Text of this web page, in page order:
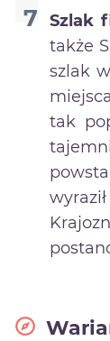
Szlak
także
szlak
tak